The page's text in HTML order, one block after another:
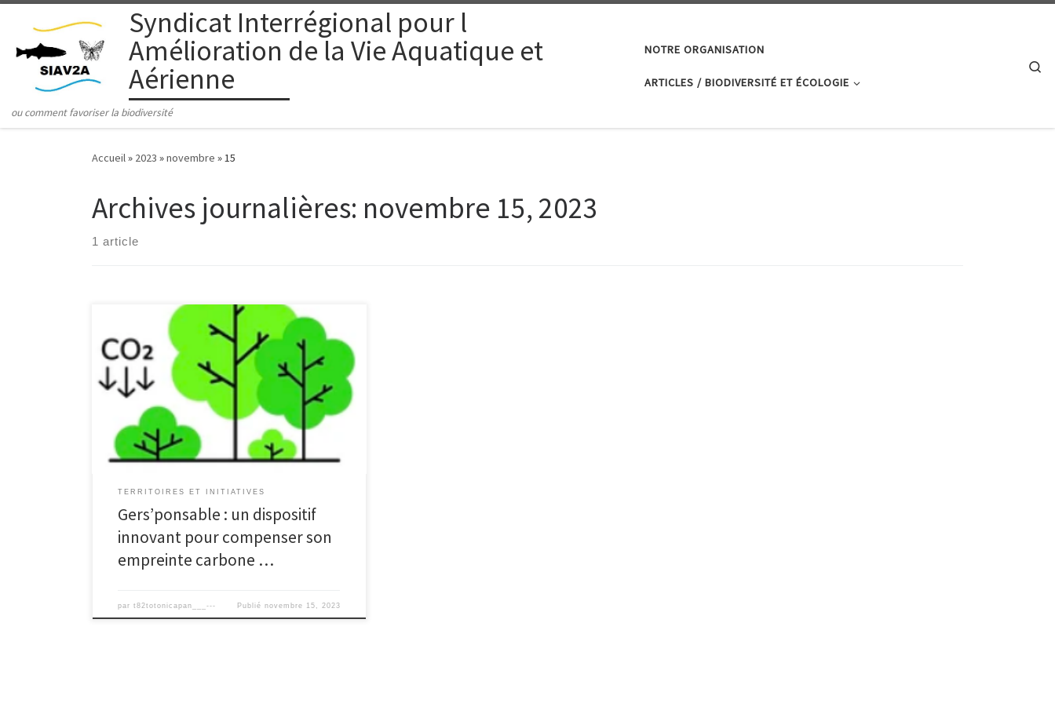
Passer au contenu
Syndicat Interrégional pour l
Amélioration de la Vie Aquatique et
Aérienne
ou comment favoriser la biodiversité
NOTRE ORGANISATION
ARTICLES / BIODIVERSITÉ ET ÉCOLOGIE
Accueil» 2023 »novembre »15
Archives journalières: novembre 15, 2023
1 article
Le tourisme est une activité essentielle pour le
développement économique et social du Gers, mais il
génère aussi des émissions de gaz à effet de
serre (GES) liées aux déplacements des visiteurs. Pour
concilier tourisme et environnement, le Comité
Départemental du Tourisme Destination Gers et
l’association Arbre et Paysage 32 ont lancé […]
TERRITOIRES ET INITIATIVES
Gers’ponsable : un dispositif
innovant pour compenser son
empreinte carbone …
part82totonicapan___--- Publié novembre 15, 2023